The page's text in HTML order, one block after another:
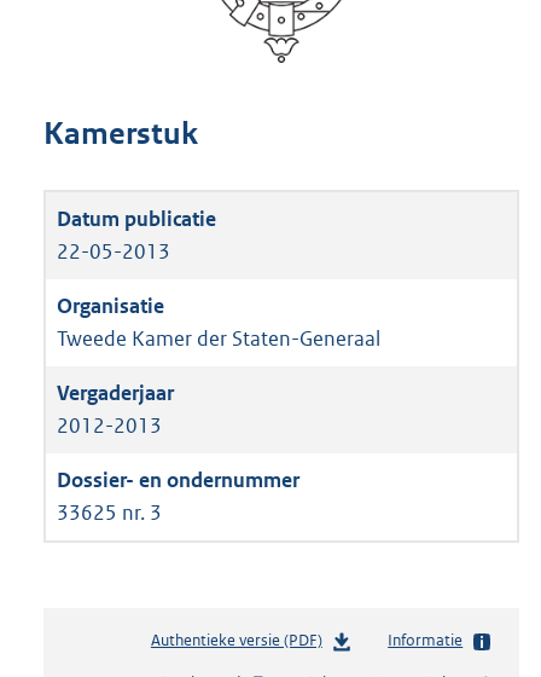
Kamerstuk
22-05-2013
Tweede Kamer der Staten-Generaal
2012-2013
33625 nr. 3
Authentieke versie (PDF)b
Informatie